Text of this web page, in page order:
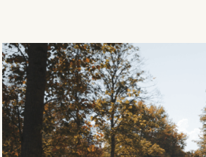
advertisement